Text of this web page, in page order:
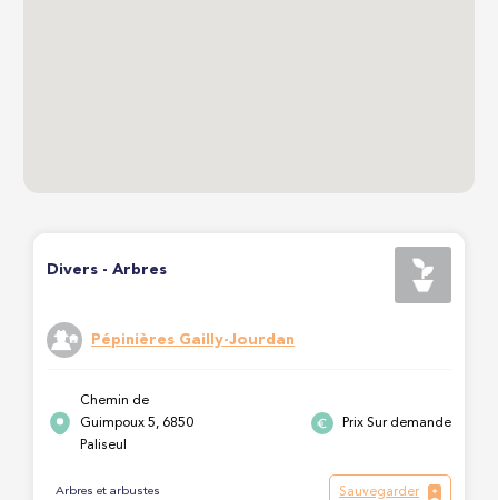
Divers - Arbres
Pépinières Gailly-Jourdan
Chemin de
Guimpoux 5, 6850
Paliseul
Prix Sur demande
Arbres et arbustes Sauvegarder